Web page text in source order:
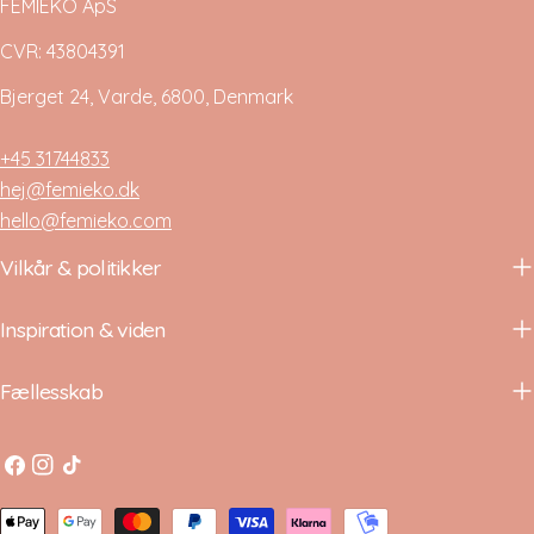
FEMIEKO ApS
CVR: 43804391
Bjerget 24, Varde, 6800, Denmark
+45 31744833
hej@femieko.dk
hello@femieko.com
Vilkår & politikker
Inspiration & viden
Fællesskab
Facebook
Instagram
TikTok
Betalingsmetoder